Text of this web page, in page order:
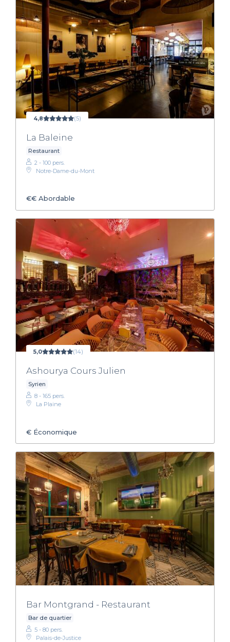
4,8 (5)
La Baleine
Restaurant
2 - 100 pers.
Notre-Dame-du-Mont
€€ Abordable
5,0 (14)
Ashourya Cours Julien
Syrien
8 - 165 pers.
La Plaine
€ Économique
Bar Montgrand - Restaurant
Bar de quartier
5 - 80 pers.
Palais-de-Justice